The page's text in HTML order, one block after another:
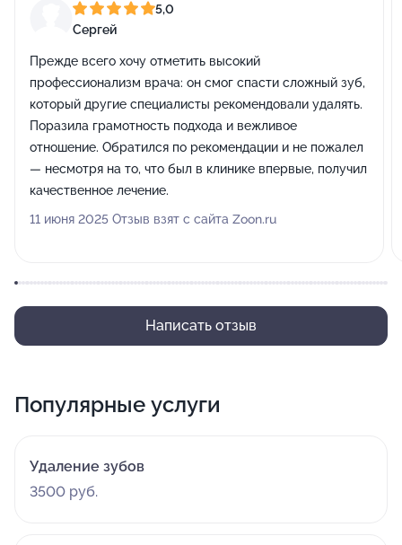
5,0
Сергей
Прежде всего хочу отметить высокий
профессионализм врача: он смог спасти сложный зуб,
который другие специалисты рекомендовали удалять.
Поразила грамотность подхода и вежливое
отношение. Обратился по рекомендации и не пожалел
— несмотря на то, что был в клинике впервые, получил
качественное лечение.
11 июня 2025 Отзыв взят с сайта Zoon.ru
Написать отзыв
Популярные услуги
Удаление зубов
3500 руб.